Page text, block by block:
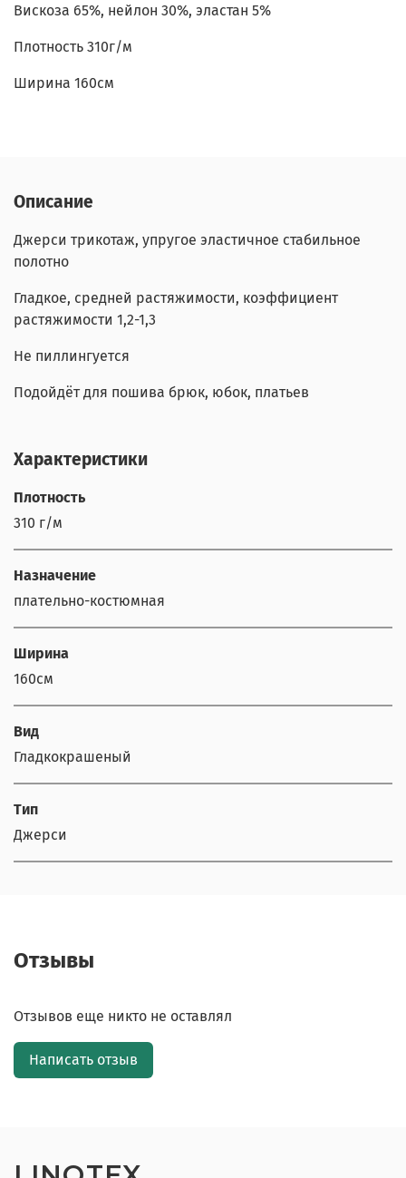
Вискоза 65%, нейлон 30%, эластан 5%
Плотность 310г/м
Ширина 160см
Описание
Джерси трикотаж, упругое эластичное стабильное
полотно
Гладкое, средней растяжимости, коэффициент
растяжимости 1,2-1,3
Не пиллингуется
Подойдёт для пошива брюк, юбок, платьев
Характеристики
Плотность
310 г/м
Назначение
плательно-костюмная
Ширина
160см
Вид
Гладкокрашеный
Тип
Джерси
Отзывы
Отзывов еще никто не оставлял
Написать отзыв